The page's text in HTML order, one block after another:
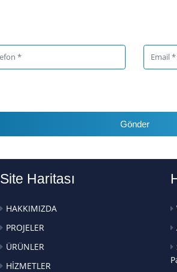
Gönder
Site Haritası
HAKKIMIZDA
PROJELER
ÜRÜNLER
HİZMETLER